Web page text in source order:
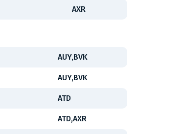
AXR
AUY,BVK
AUY,BVK
ATD
ATD,AXR